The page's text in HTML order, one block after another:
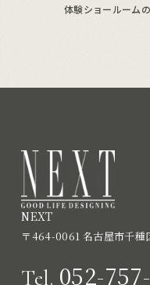
体験ショールーム
NEXT
〒464-0061 名古屋市千種
Tel. 052-